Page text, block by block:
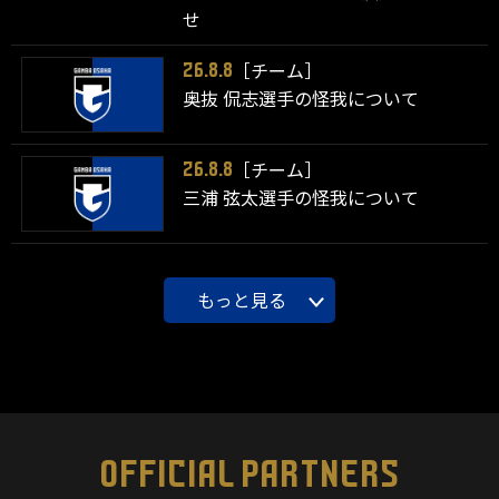
せ
26.8.8
［チーム］
奥抜 侃志選手の怪我について
26.8.8
［チーム］
三浦 弦太選手の怪我について
もっと見る
OFFICIAL PARTNERS